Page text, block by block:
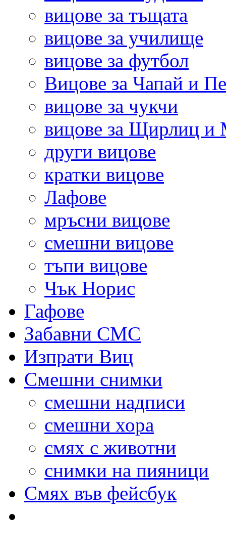
вицове за тъщата
вицове за училище
вицове за футбол
Вицове за Чапай и
вицове за чукчи
вицове за Щирлиц
други вицове
кратки вицове
Лафове
мръсни вицове
смешни вицове
тъпи вицове
Чък Норис
Гафове
Забавни СМС
Изпрати Виц
Смешни снимки
смешни надписи
смешни хора
смях с животни
снимки на пияници
Смях във фейсбук